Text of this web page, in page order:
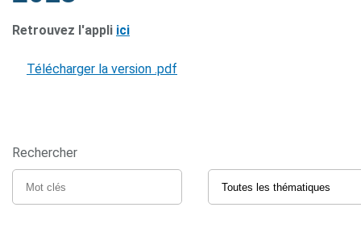
Retrouvez l'appli ici
Télécharger la version .pdf
Rechercher